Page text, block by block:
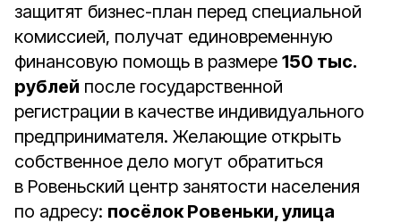
защитят бизнес-план перед специальной
комиссией, получат единовременную
финансовую помощь в размере 150 тыс.
рублей после государственной
регистрации в качестве индивидуального
предпринимателя. Желающие открыть
собственное дело могут обратиться
в Ровеньский центр занятости населения
по адресу: посёлок Ровеньки, улица